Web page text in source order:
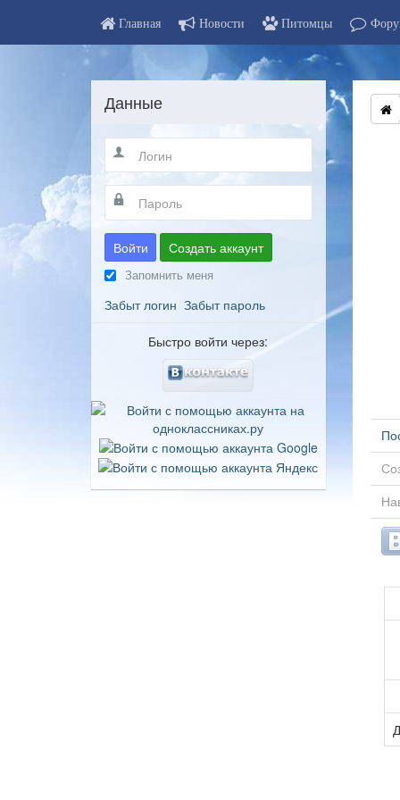
Главная Новости Питомцы
Данные
Войти Создать аккаунт
Запомнить меня
Забыт логин Забыт пароль
Быстро войти через: